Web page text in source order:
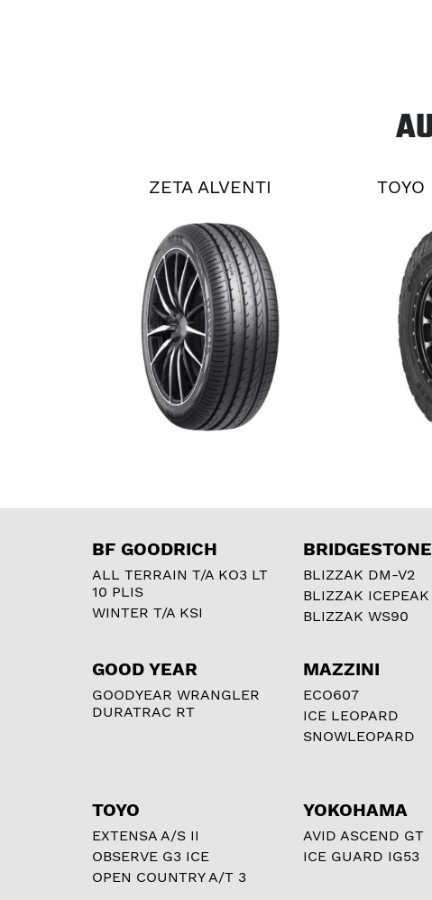
ZETA ALVENTI
TOYO
BF GOODRICH
ALL TERRAIN T/A KO3 LT
10 PLIS
WINTER T/A KSI
BRIDGESTONE
BLIZZAK DM-V2
BLIZZAK ICEPEAK
BLIZZAK WS90
GOOD YEAR
GOODYEAR WRANGLER
DURATRAC RT
MAZZINI
ECO607
ICE LEOPARD
SNOWLEOPARD
TOYO
EXTENSA A/S II
OBSERVE G3 ICE
OPEN COUNTRY A/T 3
YOKOHAMA
AVID ASCEND GT
ICE GUARD IG53